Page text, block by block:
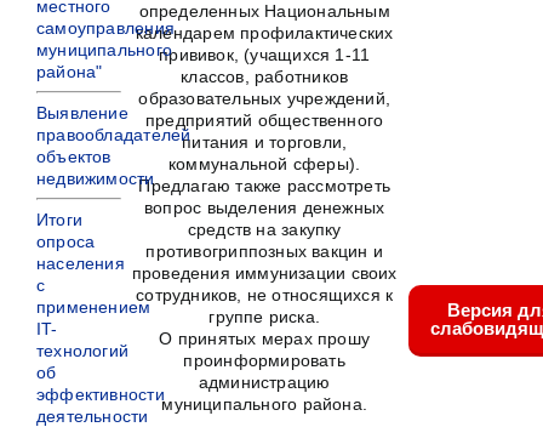
определенных Национальным
календарем профилактических
прививок, (учащихся 1-11
классов, работников
образовательных учреждений,
предприятий общественного
питания и торговли,
коммунальной сферы).
Предлагаю также рассмотреть
вопрос выделения денежных
средств на закупку
противогриппозных вакцин и
проведения иммунизации своих
сотрудников, не относящихся к
группе риска.
О принятых мерах прошу
проинформировать
администрацию
муниципального района.
местного
самоуправления
муниципального
района"
Выявление
правообладателей
объектов
недвижимости
Итоги
опроса
населения
с
применением
IT-
технологий
об
эффективности
деятельности
Версия